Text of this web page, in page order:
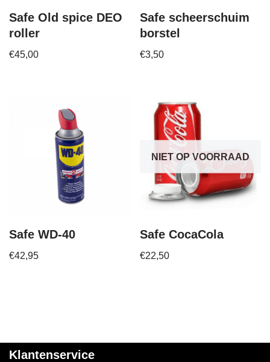
Safe Old spice DEO
roller
€45,00
Safe scheerschuim
borstel
€3,50
Safe WD-40
€42,95
NIET OP VOORRAAD
Safe CocaCola
€22,50
Klantenservice